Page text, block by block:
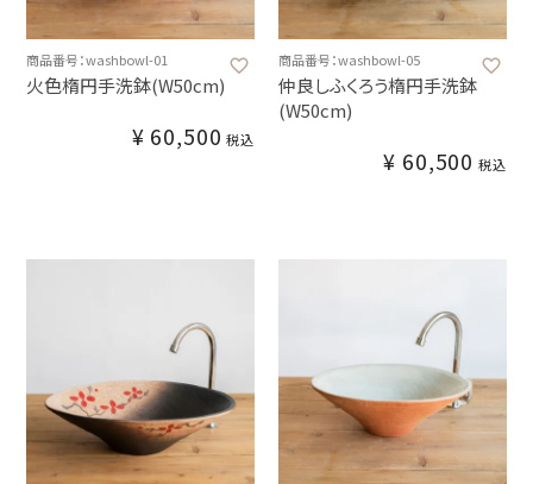
商品番号：washbowl-01
火色楕円手洗鉢(W50cm)
¥ 60,500 税込
商品番号：washbowl-05
仲良しふくろう楕円手洗鉢
(W50cm)
¥ 60,500 税込